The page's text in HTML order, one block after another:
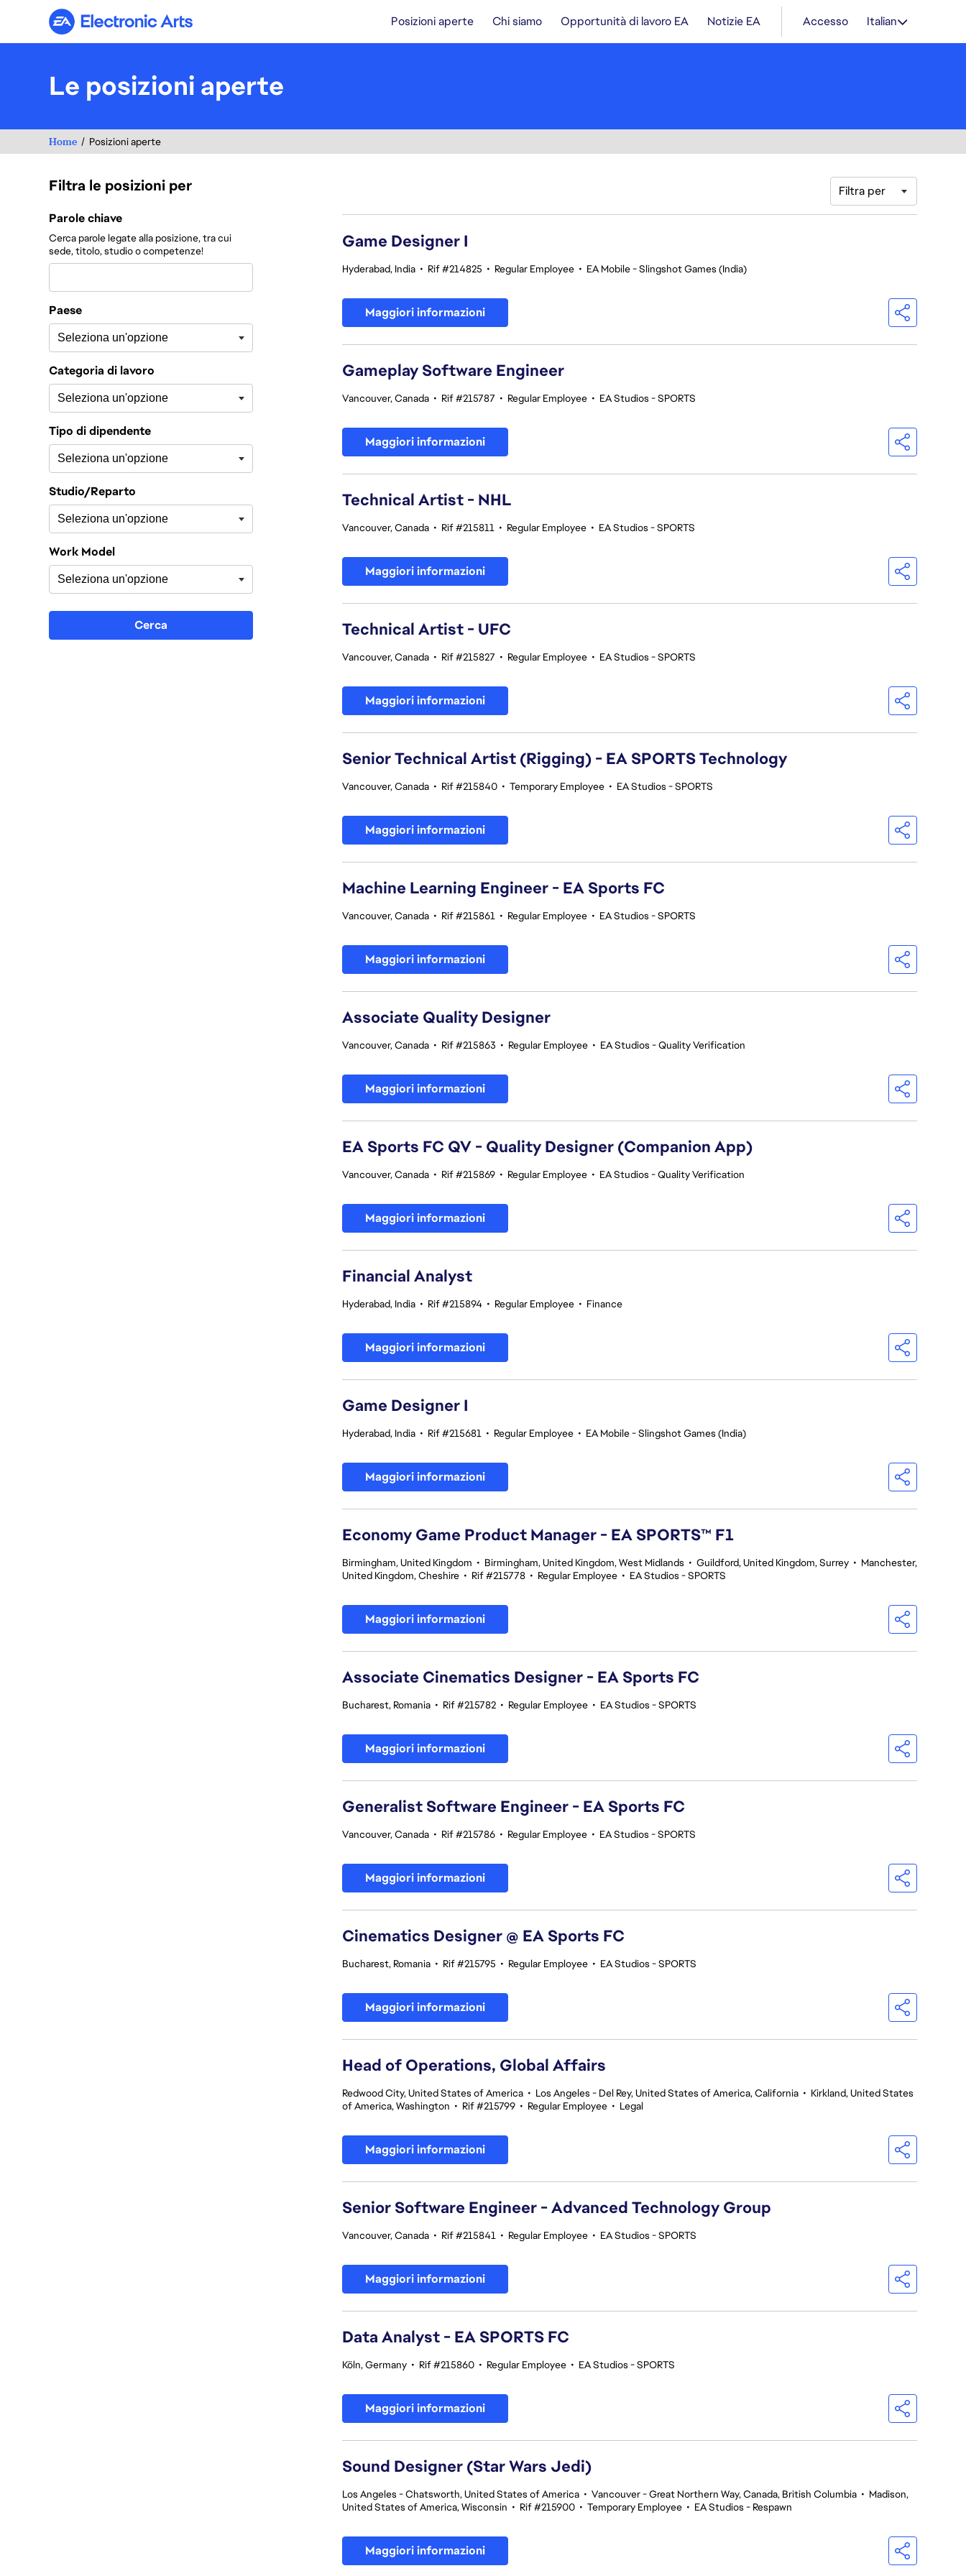
Electronic Arts Posizioni aperte Chi siamo Opportunità di lavoro EA Notizie EA Accesso Italian
Le posizioni aperte
Home Posizioni aperte
Filtra le posizioni per
Filtra le posizioni per
Parole chiave
Cerca parole legate alla posizione, tra cui
sede, titolo, studio o competenze!
Paese
Categoria di lavoro
Tipo di dipendente
Studio/Reparto
Work Model
Cerca
Filtra per
Game Designer I
Hyderabad, India • Rif #214825 • Regular Employee • EA Mobile - Slingshot Games (India)
Maggiori informazioni
Gameplay Software Engineer
Vancouver, Canada • Rif #215787 • Regular Employee • EA Studios - SPORTS
Maggiori informazioni
Technical Artist - NHL
Vancouver, Canada • Rif #215811 • Regular Employee • EA Studios - SPORTS
Maggiori informazioni
Technical Artist - UFC
Vancouver, Canada • Rif #215827 • Regular Employee • EA Studios - SPORTS
Maggiori informazioni
Senior Technical Artist (Rigging) - EA SPORTS Technology
Vancouver, Canada • Rif #215840 • Temporary Employee • EA Studios - SPORTS
Maggiori informazioni
Machine Learning Engineer - EA Sports FC
Vancouver, Canada • Rif #215861 • Regular Employee • EA Studios - SPORTS
Maggiori informazioni
Associate Quality Designer
Vancouver, Canada • Rif #215863 • Regular Employee • EA Studios - Quality Verification
Maggiori informazioni
EA Sports FC QV - Quality Designer (Companion App)
Vancouver, Canada • Rif #215869 • Regular Employee • EA Studios - Quality Verification
Maggiori informazioni
Financial Analyst
Hyderabad, India • Rif #215894 • Regular Employee • Finance
Maggiori informazioni
Game Designer I
Hyderabad, India • Rif #215681 • Regular Employee • EA Mobile - Slingshot Games (India)
Maggiori informazioni
Economy Game Product Manager - EA SPORTS™ F1
Birmingham, United Kingdom • Birmingham, United Kingdom, West Midlands • Guildford, United Kingdom, Surrey • Manchester,
United Kingdom, Cheshire • Rif #215778 • Regular Employee • EA Studios - SPORTS
Maggiori informazioni
Associate Cinematics Designer - EA Sports FC
Bucharest, Romania • Rif #215782 • Regular Employee • EA Studios - SPORTS
Maggiori informazioni
Generalist Software Engineer - EA Sports FC
Vancouver, Canada • Rif #215786 • Regular Employee • EA Studios - SPORTS
Maggiori informazioni
Cinematics Designer @ EA Sports FC
Bucharest, Romania • Rif #215795 • Regular Employee • EA Studios - SPORTS
Maggiori informazioni
Head of Operations, Global Affairs
Redwood City, United States of America • Los Angeles - Del Rey, United States of America, California • Kirkland, United States
of America, Washington • Rif #215799 • Regular Employee • Legal
Maggiori informazioni
Senior Software Engineer - Advanced Technology Group
Vancouver, Canada • Rif #215841 • Regular Employee • EA Studios - SPORTS
Maggiori informazioni
Data Analyst - EA SPORTS FC
Köln, Germany • Rif #215860 • Regular Employee • EA Studios - SPORTS
Maggiori informazioni
Sound Designer (Star Wars Jedi)
Los Angeles - Chatsworth, United States of America • Vancouver - Great Northern Way, Canada, British Columbia • Madison,
United States of America, Wisconsin • Rif #215900 • Temporary Employee • EA Studios - Respawn
Maggiori informazioni